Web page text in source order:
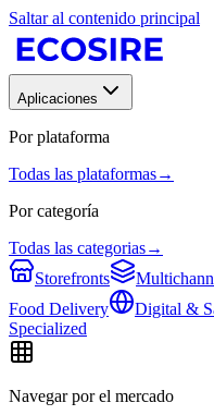
Saltar al contenido principal
Aplicaciones
Por plataforma
Todas las plataformas→
Por categoría
Todas las categorias→
Storefronts
Food Delivery
Digital &
Specialized
Navegar por el mercado